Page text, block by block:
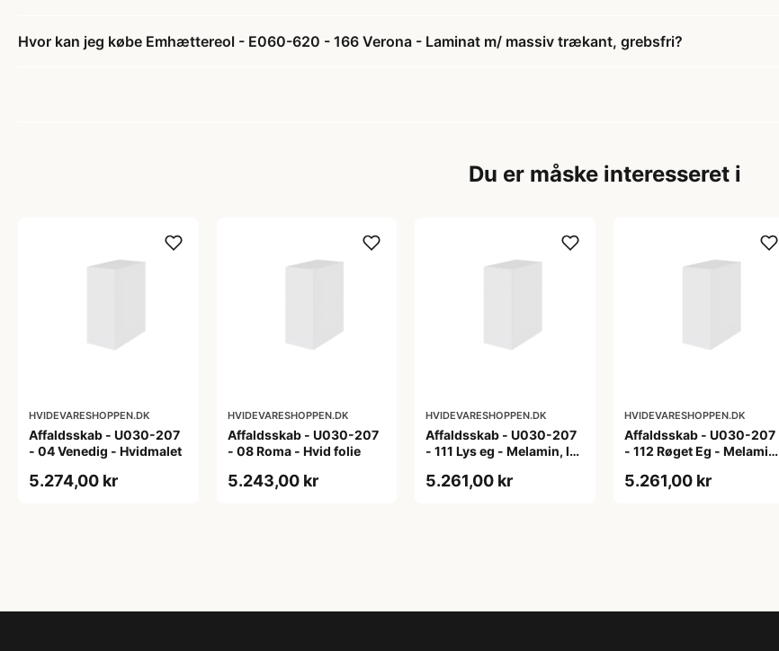
Hvor kan jeg købe Emhættereol - E060-620 - 166 Verona - Laminat m/ massiv trækant, grebsfri?
Du er måske interesseret i
HVIDEVARESHOPPEN.DK
Affaldsskab - U030-207
- 04 Venedig - Hvidmalet
5.274,00 kr
HVIDEVARESHOPPEN.DK
Affaldsskab - U030-207
- 08 Roma - Hvid folie
5.243,00 kr
HVIDEVARESHOPPEN.DK
Affaldsskab - U030-207
- 111 Lys eg - Melamin, lys
5.261,00 kr
HVIDEVARESHOPPEN.DK
Affaldsskab - U030-207
- 112 Røget Eg - Melamin,
5.261,00 kr